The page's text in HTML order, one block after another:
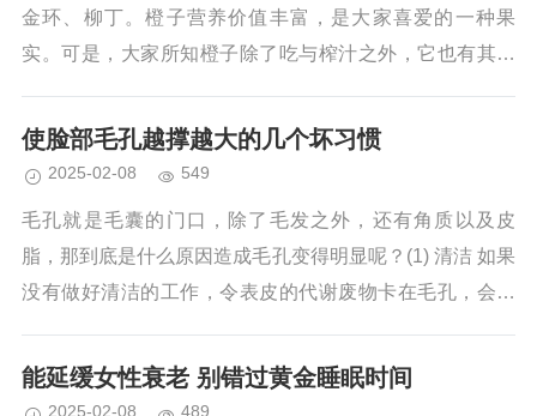
金环、柳丁。橙子营养价值丰富，是大家喜爱的一种果
实。可是，大家所知橙子除了吃与榨汁之外，它也有其他
使脸部毛孔越撑越大的几个坏习惯
2025-02-08 549
毛孔就是毛囊的门口，除了毛发之外，还有角质以及皮
脂，那到底是什么原因造成毛孔变得明显呢？(1) 清洁 如果
没有做好清洁的工作，令表皮的代谢废物卡在毛孔，会撑
用卸妆乳。...
能延缓女性衰老 别错过黄金睡眠时间
2025-02-08 489